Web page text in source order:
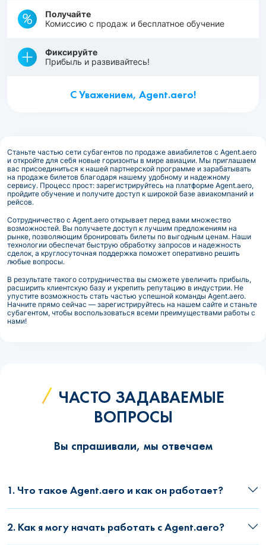
Получайте
Комиссию с продаж и бесплатное обучение
Фиксируйте
Прибыль и развивайтесь!
С Уважением, Agent.aero!
Станьте частью сети субагентов по продаже авиабилетов с Agent.aero
и откройте для себя новые горизонты в мире авиации. Мы приглашаем
вас присоединиться к нашей партнерской программе и зарабатывать
на продаже билетов благодаря нашему удобному и надежному
сервису. Процесс прост: зарегистрируйтесь на платформе Agent.aero,
пройдите обучение и получите доступ к широкой базе авиакомпаний и
рейсов.
Сотрудничество с Agent.aero открывает перед вами множество
возможностей. Вы получаете доступ к лучшим предложениям на
рынке, позволяющим бронировать билеты по выгодным ценам. Наши
технологии обеспечат быструю обработку запросов и надежность
сделок, а круглосуточная поддержка поможет оперативно решить
любые вопросы.
В результате такого сотрудничества вы сможете увеличить прибыль,
расширить клиентскую базу и укрепить репутацию в индустрии. Не
упустите возможность стать частью успешной команды Agent.aero.
Начните прямо сейчас — зарегистрируйтесь на нашем сайте и станьте
субагентом, чтобы воспользоваться всеми преимуществами работы с
нами!
ЧАСТО ЗАДАВАЕМЫЕ
ВОПРОСЫ
Вы спрашивали, мы отвечаем
1. Что такое Agent.aero и как он работает?
2. Как я могу начать работать с Agent.aero?